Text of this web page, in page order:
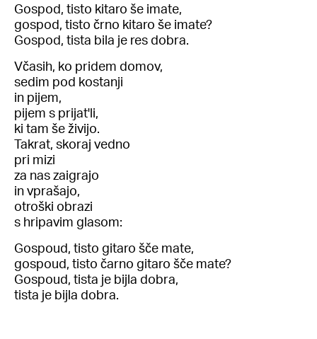
Gospod, tisto kitaro še imate,
gospod, tisto črno kitaro še imate?
Gospod, tista bila je res dobra.
Včasih, ko pridem domov,
sedim pod kostanji
in pijem,
pijem s prijat'li,
ki tam še živijo.
Takrat, skoraj vedno
pri mizi
za nas zaigrajo
in vprašajo,
otroški obrazi
s hripavim glasom:
Gospoud, tisto gitaro šče mate,
gospoud, tisto čarno gitaro šče mate?
Gospoud, tista je bijla dobra,
tista je bijla dobra.